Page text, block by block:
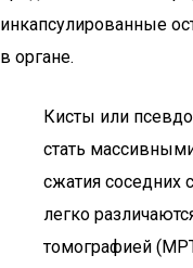
инкапсулированные
в органе.
Кисты или
стать
сжатия соседних
легко
томографией